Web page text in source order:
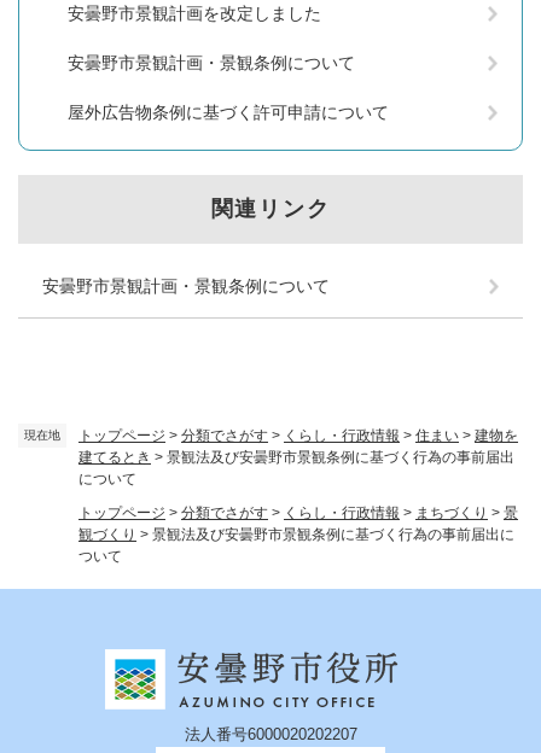
現在地 トップページ > 分類でさがす > くらし・行政情報 > 住まい > 建物を
建てるとき > 景観法及び安曇野市景観条例に基づく行為の事前届出
について
トップページ > 分類でさがす > くらし・行政情報 > まちづくり > 景
観づくり > 景観法及び安曇野市景観条例に基づく行為の事前届出に
ついて
安曇野市景観計画を改定しました
安曇野市景観計画・景観条例について
屋外広告物条例に基づく許可申請について
関連リンク
安曇野市景観計画・景観条例について
法人番号6000020202207